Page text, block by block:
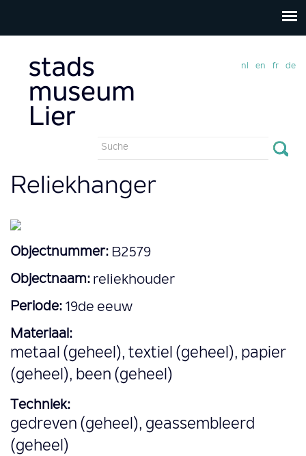
Suchformular
nl en fr de
Reliekhanger
Objectnummer: B2579
Objectnaam: reliekhouder
Periode: 19de eeuw
Materiaal:
metaal (geheel), textiel (geheel), papier
(geheel), been (geheel)
Techniek:
gedreven (geheel), geassembleerd
(geheel)